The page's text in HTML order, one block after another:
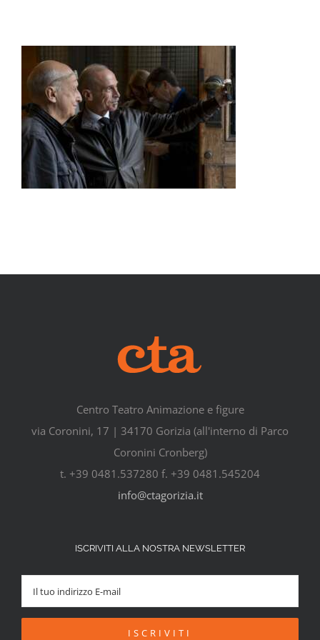
Centro Teatro Animazione e figure
via Coronini, 17 | 34170 Gorizia (all'interno di Parco
Coronini Cronberg)
t. +39 0481.537280 f. +39 0481.545204
info@ctagorizia.it
ISCRIVITI ALLA NOSTRA NEWSLETTER